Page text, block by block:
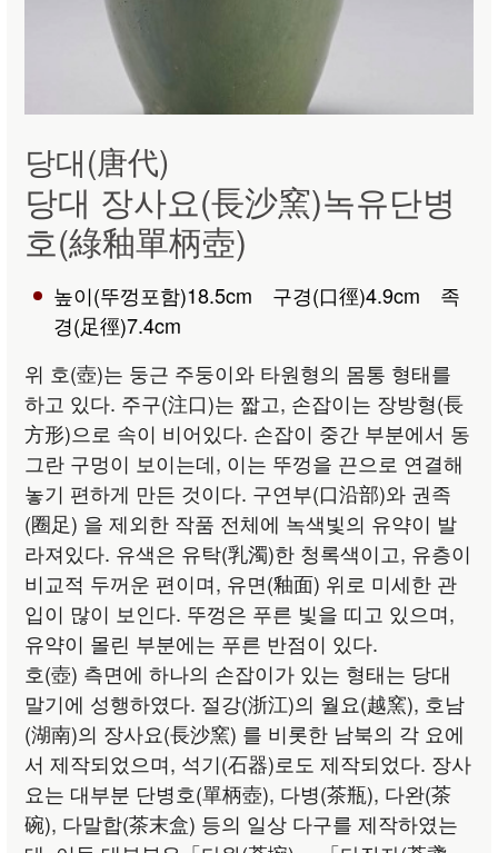
당대(唐代)
당대 장사요(長沙窯)녹유단병
호(綠釉單柄壺)
높이(뚜껑포함)18.5cm 구경(口徑)4.9cm 족
경(足徑)7.4cm
위 호(壺)는 둥근 주둥이와 타원형의 몸통 형태를
하고 있다. 주구(注口)는 짧고, 손잡이는 장방형(長
方形)으로 속이 비어있다. 손잡이 중간 부분에서 동
그란 구멍이 보이는데, 이는 뚜껑을 끈으로 연결해
놓기 편하게 만든 것이다. 구연부(口沿部)와 권족
(圈足) 을 제외한 작품 전체에 녹색빛의 유약이 발
라져있다. 유색은 유탁(乳濁)한 청록색이고, 유층이
비교적 두꺼운 편이며, 유면(釉面) 위로 미세한 관
입이 많이 보인다. 뚜껑은 푸른 빛을 띠고 있으며,
유약이 몰린 부분에는 푸른 반점이 있다.
호(壺) 측면에 하나의 손잡이가 있는 형태는 당대
말기에 성행하였다. 절강(浙江)의 월요(越窯), 호남
(湖南)의 장사요(長沙窯) 를 비롯한 남북의 각 요에
서 제작되었으며, 석기(石器)로도 제작되었다. 장사
요는 대부분 단병호(單柄壺), 다병(茶瓶), 다완(茶
碗), 다말합(茶末盒) 등의 일상 다구를 제작하였는